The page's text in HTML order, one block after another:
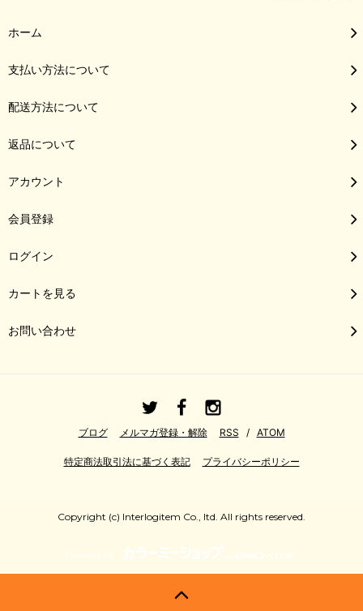
ホーム
支払い方法について
配送方法について
返品について
アカウント
会員登録
ログイン
カートを見る
お問い合わせ
ブログ メルマガ登録・解除 RSS / ATOM
特定商法取引法に基づく表記 プライバシーポリシー
Copyright (c) Interlogitem Co., ltd. All rights reserved.
Powered by